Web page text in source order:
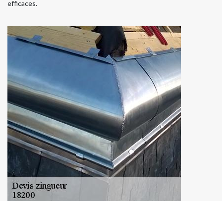
efficaces.